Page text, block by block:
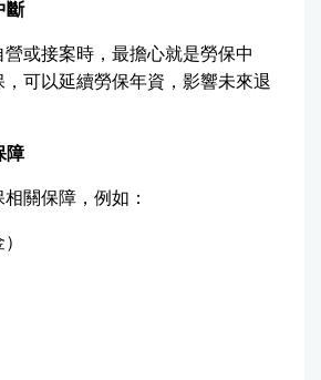
斷
或接案時，最擔心就是勞保中
可以延續勞保年資，影響未來退
障
關保障，例如：